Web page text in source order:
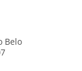
Belo